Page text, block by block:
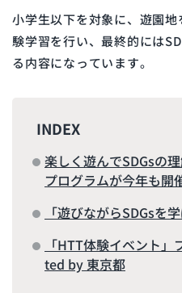
小学生以下を対象に、遊園
験学習を行い、最終的には
る内容になっています。
INDEX
楽しく遊んでSDGsの
プログラムが今年も開
「遊びながらSDGsを
「HTT体験イベント
ted by 東京都